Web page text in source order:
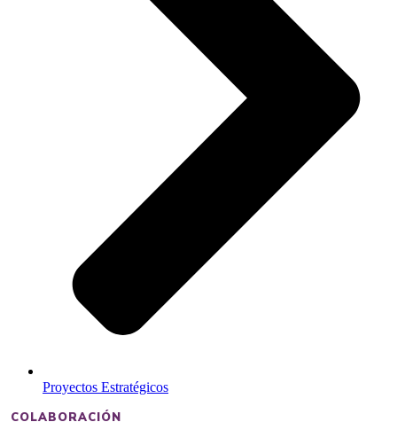
Proyectos Estratégicos
COLABORACIÓN